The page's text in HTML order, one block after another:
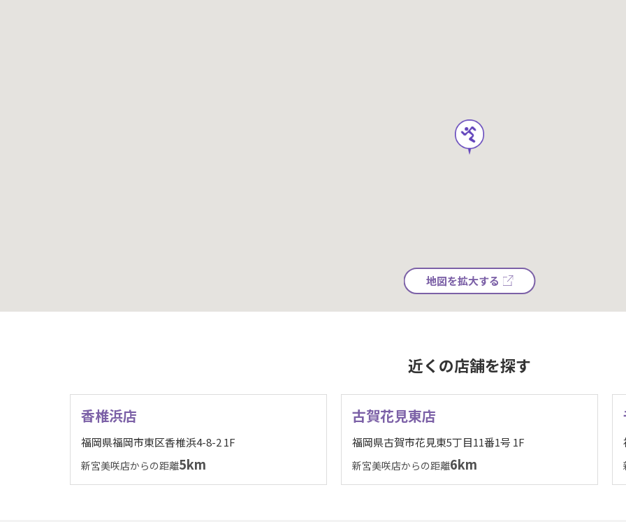
地図を拡大する
近くの店舗を探す
香椎浜店
福岡県福岡市東区香椎浜4-8-2 1F
新宮美咲店からの距離5km
古賀花見東店
福岡県古賀市花見東5丁目11番1号 1F
新宮美咲店からの距離6km